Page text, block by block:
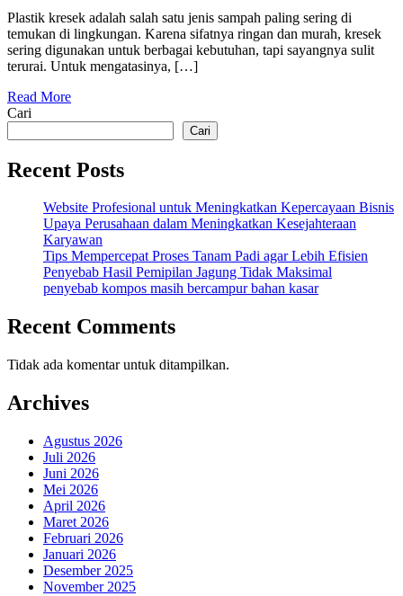
Mesin
Pencacah
Plastik,
Wajib
Plastik kresek adalah salah satu jenis sampah paling sering di
temukan di lingkungan. Karena sifatnya ringan dan murah, kresek
sering digunakan untuk berbagai kebutuhan, tapi sayangnya sulit
terurai. Untuk mengatasinya, […]
Read More
Cari
Cari
Recent Posts
Website Profesional untuk Meningkatkan Kepercayaan Bisnis
Upaya Perusahaan dalam Meningkatkan Kesejahteraan
Karyawan
Tips Mempercepat Proses Tanam Padi agar Lebih Efisien
Penyebab Hasil Pemipilan Jagung Tidak Maksimal
penyebab kompos masih bercampur bahan kasar
Recent Comments
Tidak ada komentar untuk ditampilkan.
Archives
Agustus 2026
Juli 2026
Juni 2026
Mei 2026
April 2026
Maret 2026
Februari 2026
Januari 2026
Desember 2025
November 2025